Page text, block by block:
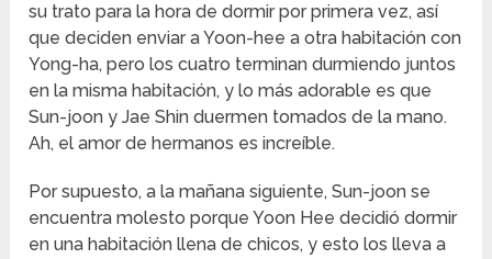
su trato para la hora de dormir por primera vez, así
que deciden enviar a Yoon-hee a otra habitación con
Yong-ha, pero los cuatro terminan durmiendo juntos
en la misma habitación, y lo más adorable es que
Sun-joon y Jae Shin duermen tomados de la mano.
Ah, el amor de hermanos es increíble.
Por supuesto, a la mañana siguiente, Sun-joon se
encuentra molesto porque Yoon Hee decidió dormir
en una habitación llena de chicos, y esto los lleva a